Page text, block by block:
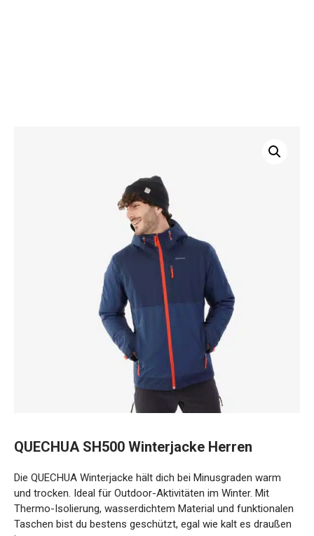
und trocken. Ideal für Outdoor-Aktivitäten im Winter. Mit
Thermo-Isolierung, wasserdichtem Material und
funktionalen Taschen bist du bestens geschützt, egal wie
kalt es draußen ist.